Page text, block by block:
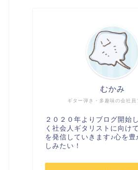
ギター弾き・多趣味の会社員
むかみ
２０２０年よりブログ開始
く社会人ギタリストに向け
を発信していきます♪心を豊
しみたい！